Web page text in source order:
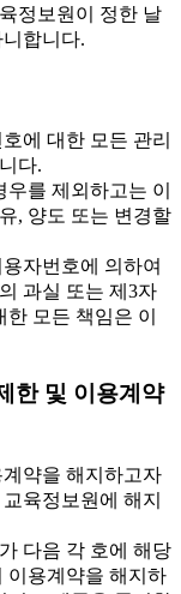
정보원이 정한 날
합니다.
에 대한 모든 관리
다.
를 제외하고는 이
, 양도 또는 변경할
자번호에 의하여
과실 또는 제3자
모든 책임은 이
한 및 이용계약
약을 해지하고자
육정보원에 해지
다음 각 호에 해당
이용계약을 해지하